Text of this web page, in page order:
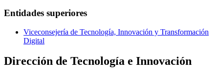
Entidades superiores
Viceconsejería de Tecnología, Innovación y Transformación
Digital
Dirección de Tecnología e Innovación